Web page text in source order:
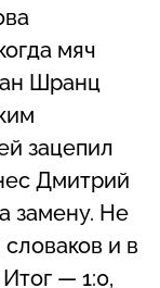
мяч
Шранц
зацепил
Дмитрий
замену. Не
и в
— 1:0,